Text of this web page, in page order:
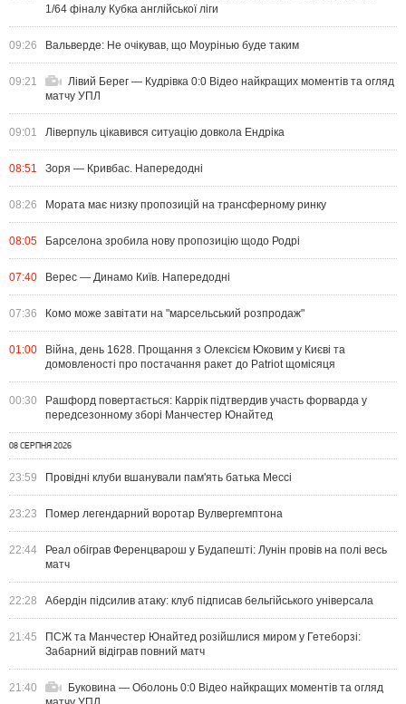
1/64 фіналу Кубка англійської ліги
09:26 Вальверде: Не очікував, що Моурінью буде таким
09:21
Лівий Берег — Кудрівка 0:0 Відео найкращих моментів та огляд
матчу УПЛ
09:01 Ліверпуль цікавився ситуацію довкола Ендріка
08:51 Зоря — Кривбас. Напередодні
08:26 Мората має низку пропозицій на трансферному ринку
08:05 Барселона зробила нову пропозицію щодо Родрі
07:40 Верес — Динамо Київ. Напередодні
07:36 Комо може завітати на "марсельський розпродаж"
01:00
Війна, день 1628. Прощання з Олексієм Юковим у Києві та
домовленості про постачання ракет до Patriot щомісяця
00:30
Рашфорд повертається: Каррік підтвердив участь форварда у
передсезонному зборі Манчестер Юнайтед
08 СЕРПНЯ 2026
23:59 Провідні клуби вшанували пам'ять батька Мессі
23:23 Помер легендарний воротар Вулвергемптона
22:44
Реал обіграв Ференцварош у Будапешті: Лунін провів на полі весь
матч
22:28 Абердін підсилив атаку: клуб підписав бельгійського універсала
21:45
ПСЖ та Манчестер Юнайтед розійшлися миром у Гетеборзі:
Забарний відіграв повний матч
21:40
Буковина — Оболонь 0:0 Відео найкращих моментів та огляд